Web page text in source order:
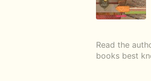
Read the
books best